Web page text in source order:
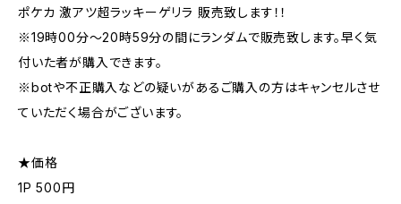
ポケカ 激アツ超ラッキーゲリラ 販売致します！！
※19時00分〜20時59分の間にランダムで販売致します。早く気
付いた者が購入できます。
※botや不正購入などの疑いがあるご購入の方はキャンセルさせ
ていただく場合がございます。
★価格
1P 500円